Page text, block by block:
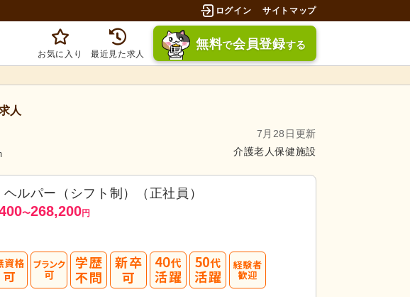
ログイン サイトマップ
お気に入り 最近見た求人
無料で会員登録する
人
7月28日更新
介護老人保健施設
ルパー（シフト制）（正社員）
〜268,200円